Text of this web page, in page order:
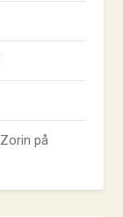
Zorin på